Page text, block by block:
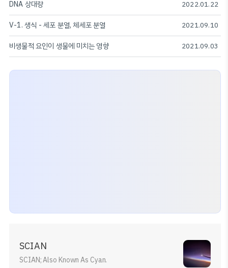
DNA 상대량 2022.01.22
V-1. 생식 - 세포 분열, 체세포 분열 2021.09.10
비생물적 요인이 생물에 미치는 영향 2021.09.03
SCIAN
SCIAN; Also Known As Cyan.